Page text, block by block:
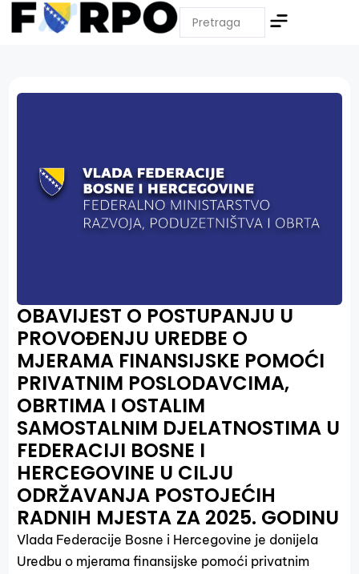
OBAVIJEST O POSTUPANJU U
PROVOĐENJU UREDBE O
MJERAMA FINANSIJSKE POMOĆI
PRIVATNIM POSLODAVCIMA,
OBRTIMA I OSTALIM
SAMOSTALNIM DJELATNOSTIMA U
FEDERACIJI BOSNE I
HERCEGOVINE U CILJU
ODRŽAVANJA POSTOJEĆIH
RADNIH MJESTA ZA 2025. GODINU
Vlada Federacije Bosne i Hercegovine je donijela
Uredbu o mjerama finansijske pomoći privatnim